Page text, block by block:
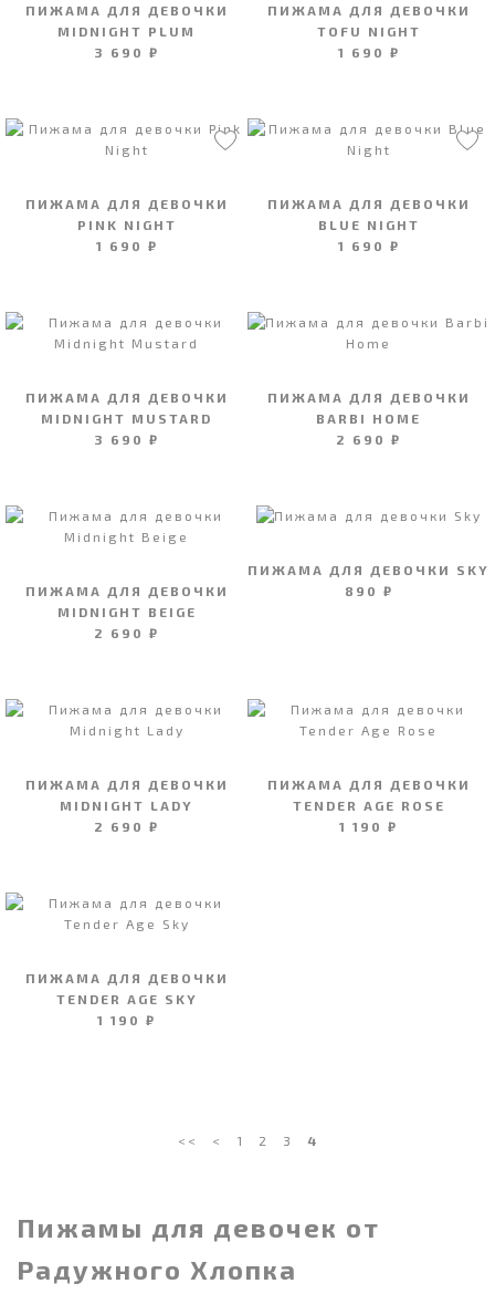
ПИЖАМА ДЛЯ ДЕВОЧКИ
MIDNIGHT PLUM
3 690 ₽
ПИЖАМА ДЛЯ ДЕВОЧКИ
TOFU NIGHT
1 690 ₽
ПИЖАМА ДЛЯ ДЕВОЧКИ
PINK NIGHT
1 690 ₽
ПИЖАМА ДЛЯ ДЕВОЧКИ
BLUE NIGHT
1 690 ₽
ПИЖАМА ДЛЯ ДЕВОЧКИ
MIDNIGHT MUSTARD
3 690 ₽
ПИЖАМА ДЛЯ ДЕВОЧКИ
BARBI HOME
2 690 ₽
ПИЖАМА ДЛЯ ДЕВОЧКИ
MIDNIGHT BEIGE
2 690 ₽
ПИЖАМА ДЛЯ ДЕВОЧКИ SKY
890 ₽
ПИЖАМА ДЛЯ ДЕВОЧКИ
MIDNIGHT LADY
2 690 ₽
ПИЖАМА ДЛЯ ДЕВОЧКИ
TENDER AGE ROSE
1 190 ₽
ПИЖАМА ДЛЯ ДЕВОЧКИ
TENDER AGE SKY
1 190 ₽
<< < 1 2 3 4
Пижамы для девочек от
Радужного Хлопка